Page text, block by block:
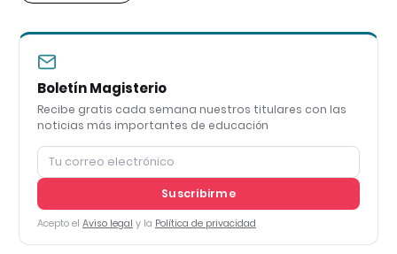
Boletín Magisterio
Recibe gratis cada semana nuestros titulares con las
noticias más importantes de educación
Suscribirme
Acepto el Aviso legal y la Política de privacidad